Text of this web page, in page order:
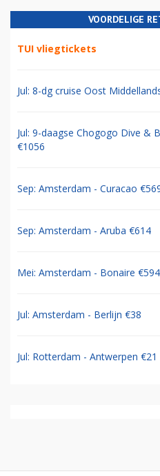
VOORDELIGE
TUI vliegtickets
Jul: 8-dg cruise Oost
Jul: 9-daagse Chogogo Dive &
€1056
Sep: Amsterdam - Curacao
Sep: Amsterdam - Aruba €614
Mei: Amsterdam - Bonaire €594
Jul: Amsterdam - Berlijn €38
Jul: Rotterdam - Antwerpen €21